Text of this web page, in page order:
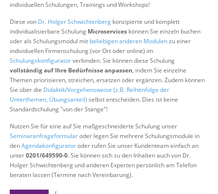
Suche
individuellen Schulungen, Trainings und Workshops!
Diese von Dr. Holger Schwichtenberg konzipierte und komplett
individualisierbare Schulung Microservices können Sie einzeln buchen
oder als Schulungsmodul mit beliebigen anderen Modulenzu einer
individuellen Firmenschulung (vor Ort oder online) im
Schulungskonfiguratorverbinden. Sie können diese Schulung
vollständig auf Ihre Bedürfnisse anpassen, indem Sie einzelne
Themen priorisieren, streichen, ersetzen oder ergänzen. Zudem können
Sie über die Didaktik/Vorgehensweise (z.B. Reihenfolge der
Unterthemen, Übungsanteil) selbst entscheiden. Dies ist keine
Standardschulung "von der Stange"!
Nutzen Sie für eine auf Sie maßgeschneiderte Schulung unser
Seminaranfrageformularoder legen Sie mehrere Schulungsmodule in
denAgendakonfiguratoroder rufen Sie unser Kundenteam einfach an
unter0201/649590-0. Sie können sich zu den Inhalten auch von Dr.
Holger Schwichtenberg und anderen Experten persönlich am Telefon
beraten lassen (Termine nach Vereinbarung).